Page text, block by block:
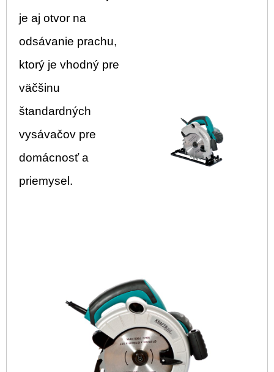
je aj otvor na
odsávanie prachu,
ktorý je vhodný pre
väčšinu
štandardných
vysávačov pre
domácnosť a
priemysel.